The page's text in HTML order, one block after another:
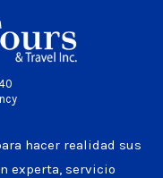
hacer realidad sus
experta, servicio